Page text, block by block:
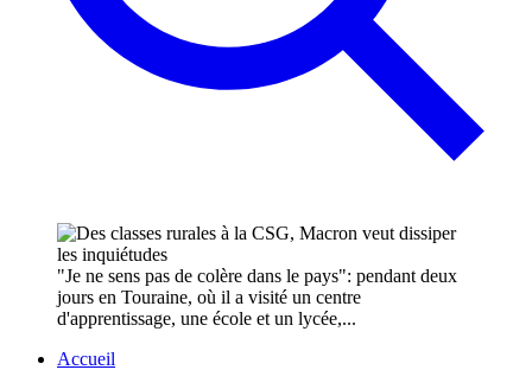
"Je ne sens pas de colère dans le pays": pendant deux
jours en Touraine, où il a visité un centre
d'apprentissage, une école et un lycée,...
Accueil